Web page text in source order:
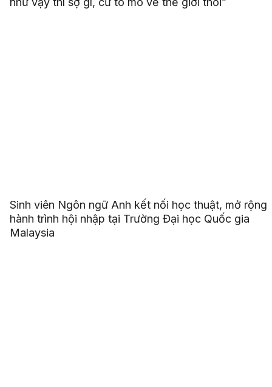
Sinh viên Ngôn ngữ Anh kết nối học thuật, mở rộng
hành trình hội nhập tại Trường Đại học Quốc gia
Malaysia